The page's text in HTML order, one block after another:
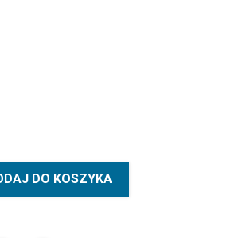
DO KOSZYKA